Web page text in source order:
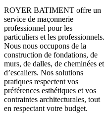
ROYER BATIMENT offre un
service de maçonnerie
professionnel pour les
particuliers et les professionnels.
Nous nous occupons de la
construction de fondations, de
murs, de dalles, de cheminées et
d’escaliers. Nos solutions
pratiques respectent vos
préférences esthétiques et vos
contraintes architecturales, tout
en respectant votre budget.